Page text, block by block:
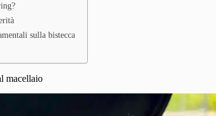
sulla bistecca
macellaio